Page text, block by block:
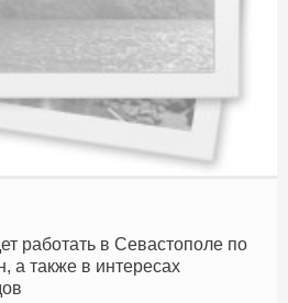
работать в Севастополе по
а также в интересах